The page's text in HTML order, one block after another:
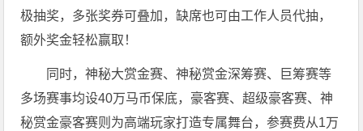
极抽奖，多张奖券可叠加，缺席也可由工作人员代抽，
额外奖金轻松赢取！
同时，神秘大赏金赛、神秘赏金深筹赛、巨筹赛等
多场赛事均设40万马币保底，豪客赛、超级豪客赛、神
秘赏金豪客赛则为高端玩家打造专属舞台，参赛费从1万